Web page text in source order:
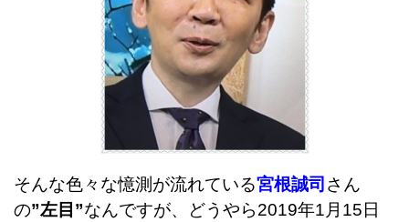
そんな色々な憶測が流れている宮根誠司 さん
の”左目”なんですが、どうやら2019年1月15日